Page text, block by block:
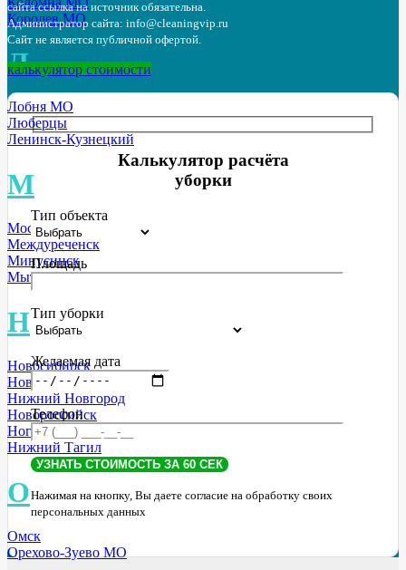
Королев МО
Л
Лобня МО
Люберцы
Ленинск-Кузнецкий
М
Москва
Междуреченск
Минусинск
Мытищи МО
Н
Новосибирск
Новокузнецк
Нижний Новгород
Новороссийск
Ногинск МО
Нижний Тагил
О
Омск
Орехово-Зуево МО
сайта ссылка на источник обязательна.
Администратор сайта: info@cleaningvip.ru
Сайт не является публичной офертой.
калькулятор стоимости
Калькулятор расчёта
уборки
Тип объекта
Площадь
Тип уборки
Желаемая дата
Телефон
Нажимая на кнопку, Вы даете согласие на обработку своих
персональных данных